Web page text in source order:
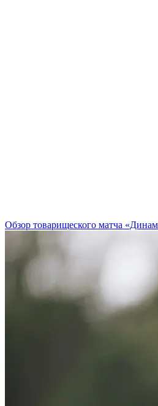
Обзор товарищеского матча